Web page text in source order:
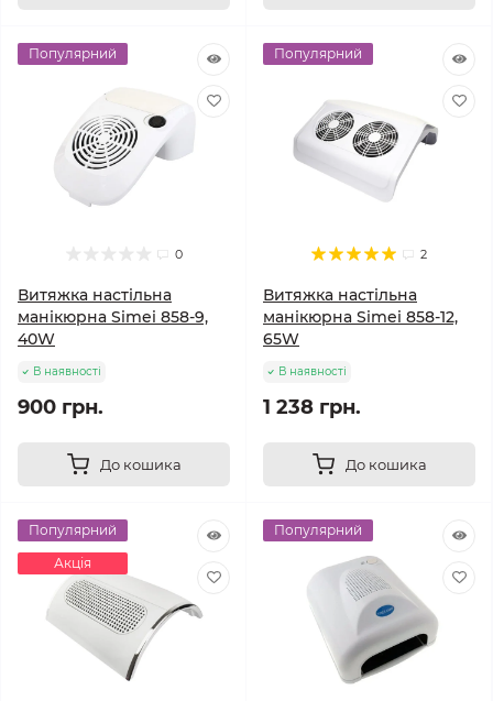
Популярний
0
Витяжка настільна
манікюрна Simei 858-9,
40W
В наявності
900 грн.
До кошика
Популярний
2
Витяжка настільна
манікюрна Simei 858-12,
65W
В наявності
1 238 грн.
До кошика
Популярний
Акція
Популярний